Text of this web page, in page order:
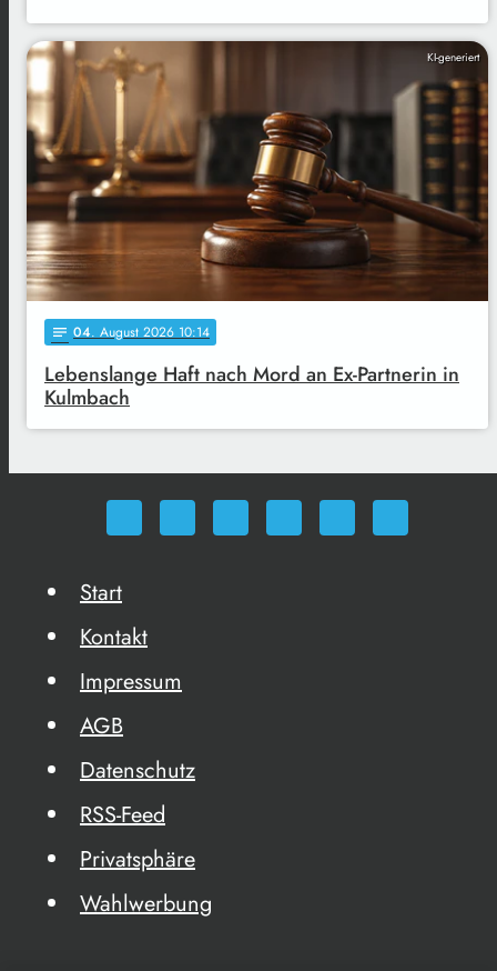
KI-generiert
notes 04. August 2026 10:14
Lebenslange Haft nach Mord an Ex-Partnerin in
Kulmbach
Start
Kontakt
Impressum
AGB
Datenschutz
RSS-Feed
Privatsphäre
Wahlwerbung